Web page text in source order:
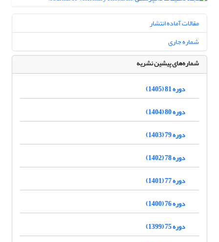
مقالات آماده انتشار
شماره جاری
شماره‌های پیشین نشریه
دوره 81 (1405)
دوره 80 (1404)
دوره 79 (1403)
دوره 78 (1402)
دوره 77 (1401)
دوره 76 (1400)
دوره 75 (1399)